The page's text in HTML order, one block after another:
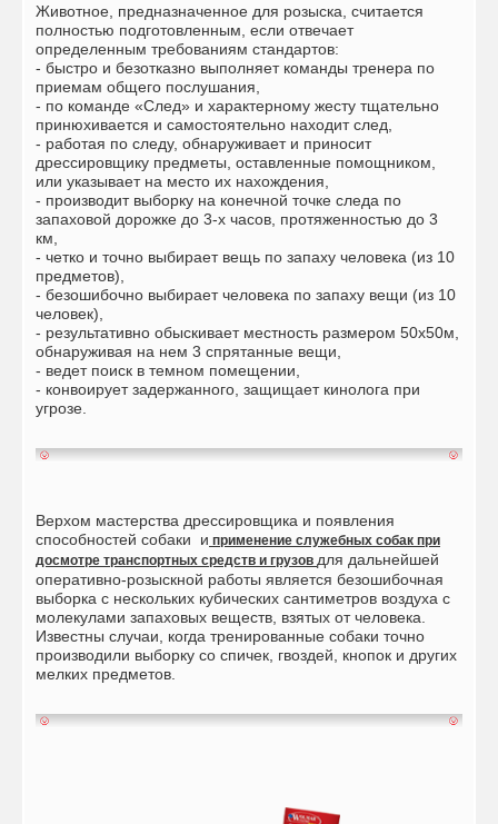
Животное, предназначенное для розыска, считается
полностью подготовленным, если отвечает
определенным требованиям стандартов:
- быстро и безотказно выполняет команды тренера по
приемам общего послушания,
- по команде «След» и характерному жесту тщательно
принюхивается и самостоятельно находит след,
- работая по следу, обнаруживает и приносит
дрессировщику предметы, оставленные помощником,
или указывает на место их нахождения,
- производит выборку на конечной точке следа по
запаховой дорожке до 3-х часов, протяженностью до 3
км,
- четко и точно выбирает вещь по запаху человека (из 10
предметов),
- безошибочно выбирает человека по запаху вещи (из 10
человек),
- результативно обыскивает местность размером 50х50м,
обнаруживая на нем 3 спрятанные вещи,
- ведет поиск в темном помещении,
- конвоирует задержанного, защищает кинолога при
угрозе.
Верхом мастерства дрессировщика и появления
способностей собаки и применение служебных собак при
досмотре транспортных средств и грузов для дальнейшей
оперативно-розыскной работы является безошибочная
выборка с нескольких кубических сантиметров воздуха с
молекулами запаховых веществ, взятых от человека.
Известны случаи, когда тренированные собаки точно
производили выборку со спичек, гвоздей, кнопок и других
мелких предметов.